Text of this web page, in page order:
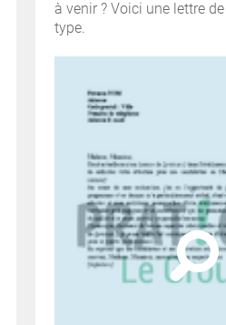
à venir ? Voici une lettre
type.